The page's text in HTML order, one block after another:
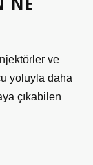
ve
yoluyla daha
çıkabilen